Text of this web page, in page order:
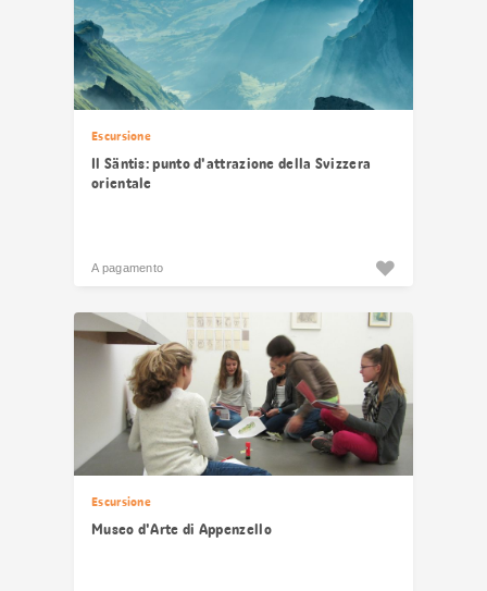
Escursione
Il Säntis: punto d'attrazione della Svizzera
orientale
A pagamento
Escursione
Museo d'Arte di Appenzello